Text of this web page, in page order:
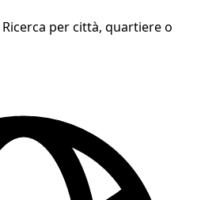
Ricerca per città, quartiere o